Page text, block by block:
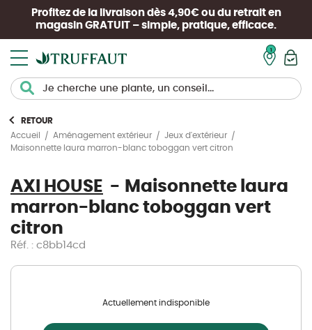
Profitez de la livraison dès 4,90€ ou du retrait en
magasin GRATUIT – simple, pratique, efficace.
RETOUR
Accueil
Aménagement extérieur
Jeux d'extérieur
Maisonnette laura marron-blanc toboggan vert citron
AXI HOUSE
Maisonnette laura
marron-blanc toboggan vert
citron
Réf. : c8bb14cd
Actuellement indisponible